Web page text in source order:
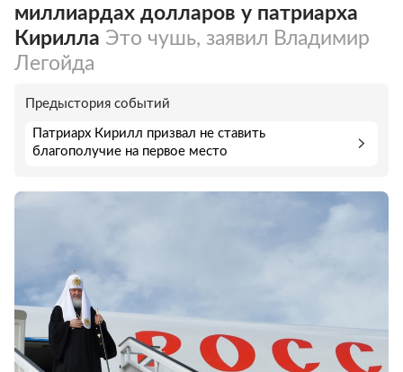
миллиардах долларов у патриарха
Кирилла Это чушь, заявил Владимир
Легойда
Предыстория событий
Патриарх Кирилл призвал не ставить
благополучие на первое место